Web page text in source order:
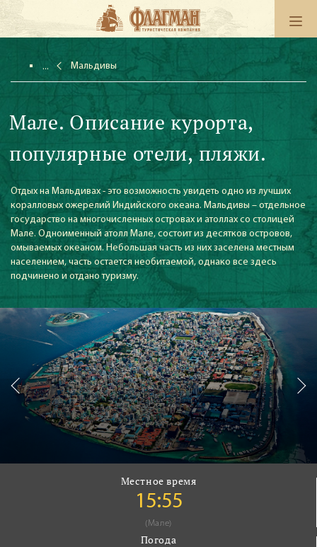
Мальдивы
Мале. Описание курорта,
популярные отели, пляжи.
Отдых на Мальдивах - это возможность увидеть одно из лучших
коралловых ожерелий Индийского океана. Мальдивы – отдельное
государство на многочисленных островах и атоллах со столицей
Мале. Одноименный атолл Мале, состоит из десятков островов,
омываемых океаном. Небольшая часть из них заселена местным
населением, часть остается необитаемой, однако все здесь
подчинено и отдано туризму.
Местное время
15:55
(Мале)
Погода